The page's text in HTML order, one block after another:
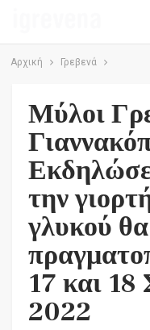
Αρχική Γρεβενά
Μύλοι
την
γλυκού θα
17 και 18
2022